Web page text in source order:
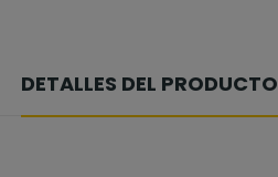
DETALLES DEL PRODUCTO